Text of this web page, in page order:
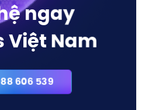
ngay
Việt Nam
606 539